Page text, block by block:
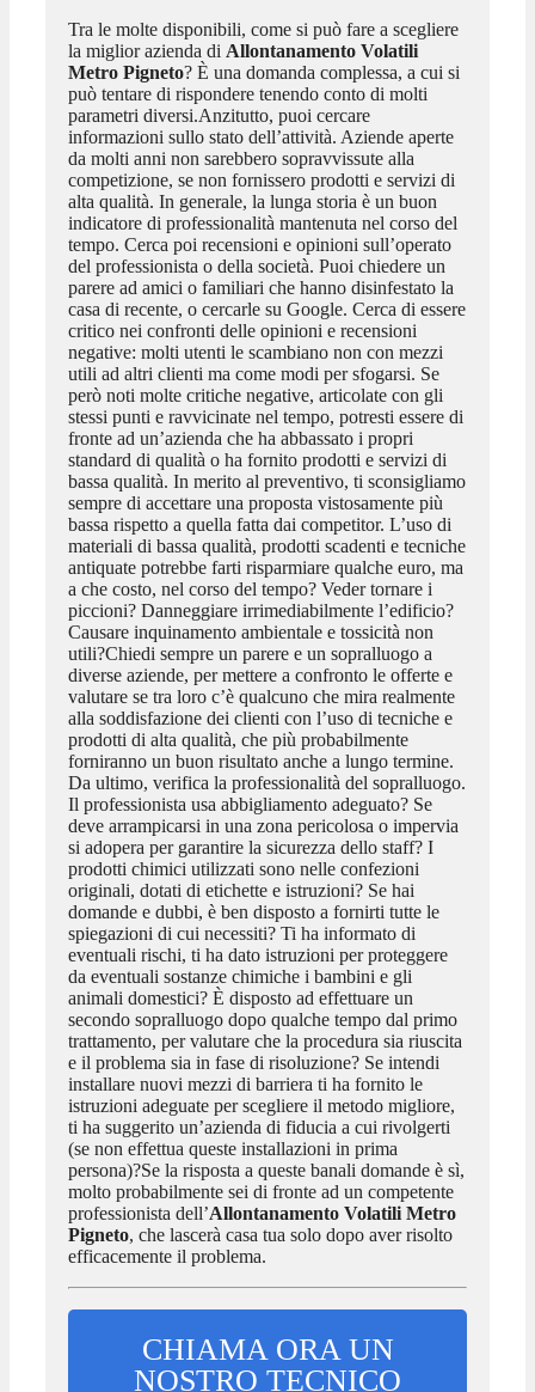
Tra le molte disponibili, come si può fare a scegliere
la miglior azienda di Allontanamento Volatili
Metro Pigneto? È una domanda complessa, a cui si
può tentare di rispondere tenendo conto di molti
parametri diversi.Anzitutto, puoi cercare
informazioni sullo stato dell’attività. Aziende aperte
da molti anni non sarebbero sopravvissute alla
competizione, se non fornissero prodotti e servizi di
alta qualità. In generale, la lunga storia è un buon
indicatore di professionalità mantenuta nel corso del
tempo. Cerca poi recensioni e opinioni sull’operato
del professionista o della società. Puoi chiedere un
parere ad amici o familiari che hanno disinfestato la
casa di recente, o cercarle su Google. Cerca di essere
critico nei confronti delle opinioni e recensioni
negative: molti utenti le scambiano non con mezzi
utili ad altri clienti ma come modi per sfogarsi. Se
però noti molte critiche negative, articolate con gli
stessi punti e ravvicinate nel tempo, potresti essere di
fronte ad un’azienda che ha abbassato i propri
standard di qualità o ha fornito prodotti e servizi di
bassa qualità. In merito al preventivo, ti sconsigliamo
sempre di accettare una proposta vistosamente più
bassa rispetto a quella fatta dai competitor. L’uso di
materiali di bassa qualità, prodotti scadenti e tecniche
antiquate potrebbe farti risparmiare qualche euro, ma
a che costo, nel corso del tempo? Veder tornare i
piccioni? Danneggiare irrimediabilmente l’edificio?
Causare inquinamento ambientale e tossicità non
utili?Chiedi sempre un parere e un sopralluogo a
diverse aziende, per mettere a confronto le offerte e
valutare se tra loro c’è qualcuno che mira realmente
alla soddisfazione dei clienti con l’uso di tecniche e
prodotti di alta qualità, che più probabilmente
forniranno un buon risultato anche a lungo termine.
Da ultimo, verifica la professionalità del sopralluogo.
Il professionista usa abbigliamento adeguato? Se
deve arrampicarsi in una zona pericolosa o impervia
si adopera per garantire la sicurezza dello staff? I
prodotti chimici utilizzati sono nelle confezioni
originali, dotati di etichette e istruzioni? Se hai
domande e dubbi, è ben disposto a fornirti tutte le
spiegazioni di cui necessiti? Ti ha informato di
eventuali rischi, ti ha dato istruzioni per proteggere
da eventuali sostanze chimiche i bambini e gli
animali domestici? È disposto ad effettuare un
secondo sopralluogo dopo qualche tempo dal primo
trattamento, per valutare che la procedura sia riuscita
e il problema sia in fase di risoluzione? Se intendi
installare nuovi mezzi di barriera ti ha fornito le
istruzioni adeguate per scegliere il metodo migliore,
ti ha suggerito un’azienda di fiducia a cui rivolgerti
(se non effettua queste installazioni in prima
persona)?Se la risposta a queste banali domande è sì,
molto probabilmente sei di fronte ad un competente
professionista dell’Allontanamento Volatili Metro
Pigneto, che lascerà casa tua solo dopo aver risolto
efficacemente il problema.
CHIAMA ORA UN
NOSTRO TECNICO